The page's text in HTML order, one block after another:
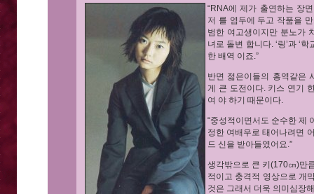
“RNA에 제가 출연하는 장
저 를 염두에 두고 작품을
범한 여고생이지만 분노가
녀로 돌변 합니다. ‘링’과 ‘
한 배역 이죠.”
반면 젊은이들의 홍역같은
게 큰 도전이다. 키스 연기
여 야 하기 때문이다.
“중성적이면서도 순수한 제
정한 여배우로 태어나려면
드 신을 받아들였어요.”
생각밖으로 큰 키(170㎝)만
적이고 충격적 영상으로 개
것은 그래서 더욱 의미심장